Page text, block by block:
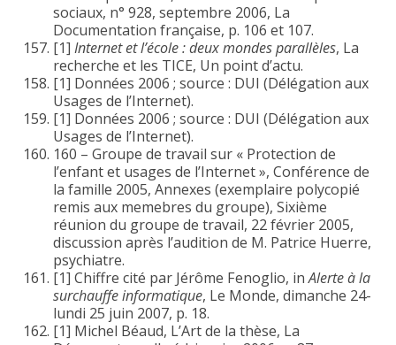
sociaux, n° 928, septembre 2006, La
Documentation française, p. 106 et 107.
[1] Internet et l’école : deux mondes parallèles, La
recherche et les TICE, Un point d’actu.
[1] Données 2006 ; source : DUI (Délégation aux
Usages de l’Internet).
[1] Données 2006 ; source : DUI (Délégation aux
Usages de l’Internet).
160 – Groupe de travail sur « Protection de
l’enfant et usages de l’Internet », Conférence de
la famille 2005, Annexes (exemplaire polycopié
remis aux memebres du groupe), Sixième
réunion du groupe de travail, 22 février 2005,
discussion après l’audition de M. Patrice Huerre,
psychiatre.
[1] Chiffre cité par Jérôme Fenoglio, inAlerte à la
surchauffe informatique, Le Monde, dimanche 24-
lundi 25 juin 2007, p. 18.
[1] Michel Béaud, L’Art de la thèse, La